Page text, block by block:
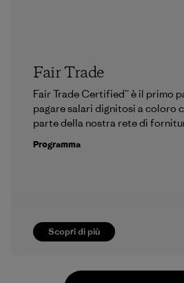
Scopri di più
Fair Trade
Fair Trade Certified™ è il primo
pagare salari dignitosi a coloro
parte della nostra rete di
Programma